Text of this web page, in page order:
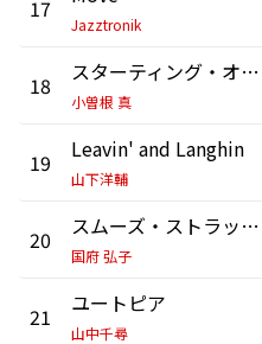
17
Jazztronik
18 スターティング・オーヴァー
小曽根 真
19 Leavin' and Langhin
山下洋輔
20 スムーズ・ストラッティン
国府 弘子
21 ユートピア
山中千尋